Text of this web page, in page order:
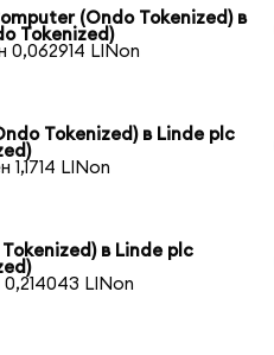
(Ondo Tokenized) в
Tokenized)
0,062914 LINon
Tokenized) в Linde plc
1,1714 LINon
в Linde plc
0,214043 LINon